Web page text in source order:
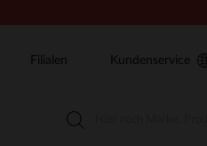
Filialen Kundenservice